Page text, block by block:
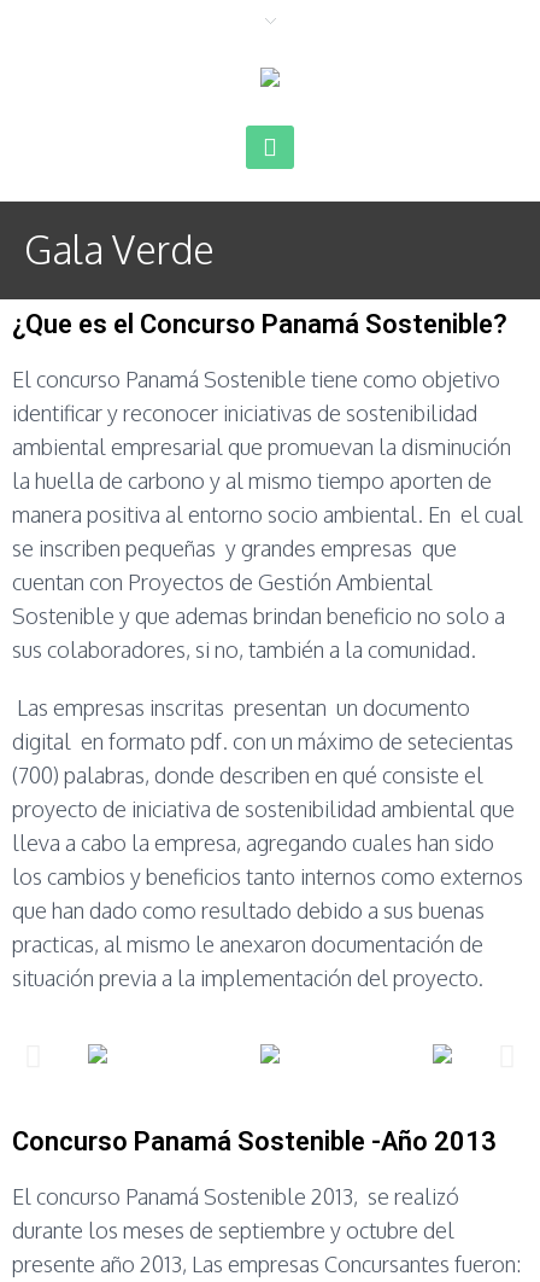
Gala Verde
¿Que es el Concurso Panamá Sostenible?
El concurso Panamá Sostenible tiene como objetivo
identificar y reconocer iniciativas de sostenibilidad
ambiental empresarial que promuevan la disminución
la huella de carbono y al mismo tiempo aporten de
manera positiva al entorno socio ambiental. En el cual
se inscriben pequeñas y grandes empresas que
cuentan con Proyectos de Gestión Ambiental
Sostenible y que ademas brindan beneficio no solo a
sus colaboradores, si no, también a la comunidad.
Las empresas inscritas presentan un documento
digital en formato pdf. con un máximo de setecientas
(700) palabras, donde describen en qué consiste el
proyecto de iniciativa de sostenibilidad ambiental que
lleva a cabo la empresa, agregando cuales han sido
los cambios y beneficios tanto internos como externos
que han dado como resultado debido a sus buenas
practicas, al mismo le anexaron documentación de
situación previa a la implementación del proyecto.
Concurso Panamá Sostenible -Año 2013
El concurso Panamá Sostenible 2013, se realizó
durante los meses de septiembre y octubre del
presente año 2013, Las empresas Concursantes fueron: